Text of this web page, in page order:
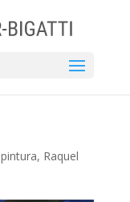
pintura, Raquel